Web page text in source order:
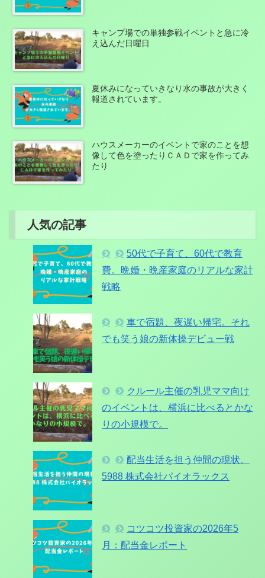
キャンプ場での単独参戦イベントと急に冷
え込んだ日曜日
夏休みになっていきなり水の事故が大きく
報道されています。
ハウスメーカーのイベントで家のことを想
像して色を塗ったりＣＡＤで家を作ってみ
たり
人気の記事
50代で子育て、60代で教育
費。晩婚・晩産家庭のリアルな家計
戦略
車で宿題、夜遅い帰宅。それ
でも笑う娘の新体操デビュー戦
クルール主催の乳児ママ向け
のイベントは、横浜に比べるとかな
りの小規模で。
配当生活を担う仲間の現状。
5988 株式会社パイオラックス
コツコツ投資家の2026年5
月：配当金レポート